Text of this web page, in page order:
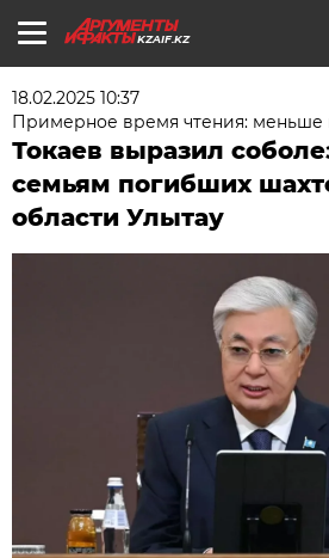
KZAIF.KZ
18.02.2025 10:37
Примерное время чтения: меньше
Токаев выразил
семьям погибших
области Улытау